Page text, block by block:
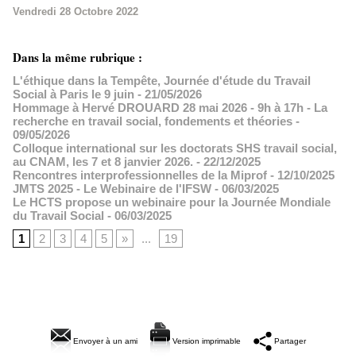
Vendredi 28 Octobre 2022
Dans la même rubrique :
L'éthique dans la Tempête, Journée d'étude du Travail
Social à Paris le 9 juin - 21/05/2026
Hommage à Hervé DROUARD 28 mai 2026 - 9h à 17h - La
recherche en travail social, fondements et théories -
09/05/2026
Colloque international sur les doctorats SHS travail social,
au CNAM, les 7 et 8 janvier 2026. - 22/12/2025
Rencontres interprofessionnelles de la Miprof - 12/10/2025
JMTS 2025 - Le Webinaire de l'IFSW - 06/03/2025
Le HCTS propose un webinaire pour la Journée Mondiale
du Travail Social - 06/03/2025
1
2 3 4 5 » ... 19
Envoyer à un ami Version imprimable Partager